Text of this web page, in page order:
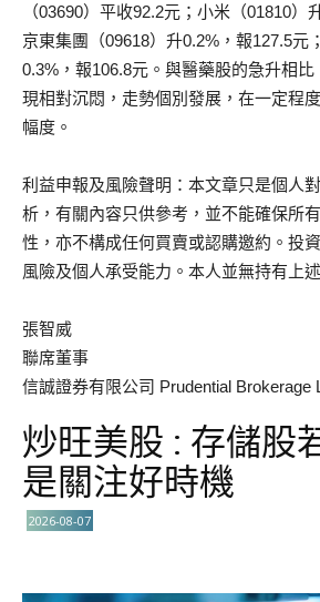
（03690）平收92.2元；小米（01810）
京東集團（09618）升0.2%，報127.5元
0.3%，報106.8元。與醫藥股的急升相
現相對沉悶，走勢個別發展，在一定程
幅度。
利益申報及風險聲明：本文章只是個人
析，有關內容只供參考，並不能確保所
性，亦不構成任何買賣或認購邀約。投
風險及個人承受能力。本人並無持有上
張智威
聯席董事
信誠證券有限公司 Prudential Brokerage
炒旺美股 : 存儲股
是關注好時機
2026-08-07